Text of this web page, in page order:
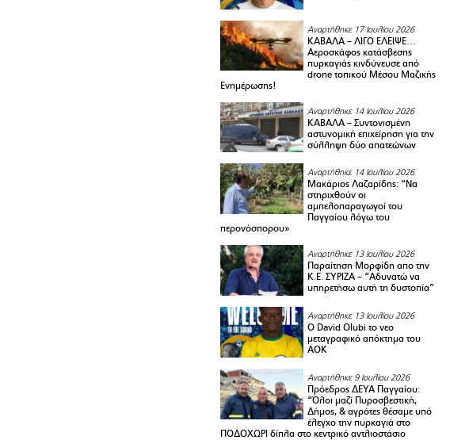
Αναρτήθηκε 17 Ιουλίου 2026
ΚΑΒΑΛΑ – ΛΙΓΟ ΕΛΕΙΨΕ…
Αεροσκάφος κατάσβεσης
πυρκαγιάς κινδύνευσε από
drone τοπικού Μέσου Μαζικής
Ενημέρωσης!
Αναρτήθηκε 14 Ιουλίου 2026
ΚΑΒΑΛΑ – Συντονισμένη
αστυνομική επιχείρηση για την
σύλληψη δύο απατεώνων
Αναρτήθηκε 14 Ιουλίου 2026
Μακάριος Λαζαρίδης: “Να
στηριχθούν οι
αμπελοπαραγωγοί του
Παγγαίου λόγω του
περονόσπορου»
Αναρτήθηκε 13 Ιουλίου 2026
Παραίτηση Μορφίδη απο την
Κ.Ε. ΣΥΡΙΖΑ – “Αδυνατώ να
υπηρετήσω αυτή τη δυστοπία”
Αναρτήθηκε 13 Ιουλίου 2026
Ο David Olubi το νεο
μεταγραφικό απόκτημα του
ΑΟΚ
Αναρτήθηκε 9 Ιουλίου 2026
Πρόεδρος ΔΕΥΑ Παγγαίου:
“Όλοι μαζί Πυροσβεστική,
Δήμος, & αγρότες θέσαμε υπό
έλεγχο την πυρκαγιά στο
ΠΟΔΟΧΩΡΙ δίπλα στο κεντρικό αντλιοστάσιο